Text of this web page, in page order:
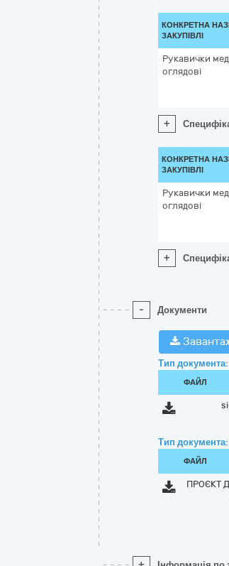
КОНКРЕТНА
ЗАКУПІВЛІ
Рукавички
оглядові
+
КОНКРЕТНА
ЗАКУПІВЛІ
Рукавички
оглядові
+
- Документи
Тип
ФАЙЛ
Тип
ФАЙЛ
ПРОЄКТ